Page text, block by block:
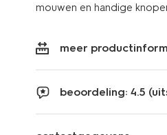
mouwen en handige
meer
beoordeling: 4.5